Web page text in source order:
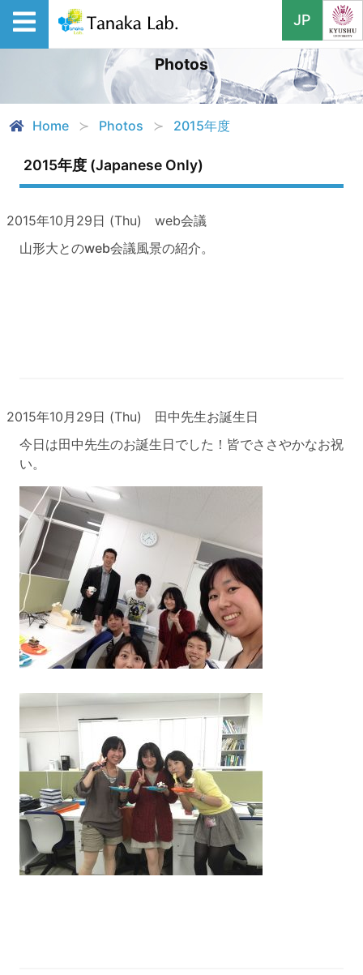
JP
Photos
Home Photos 2015年度
2015年度 (Japanese Only)
2015年10月29日 (Thu) web会議
山形大とのweb会議風景の紹介。
2015年10月29日 (Thu) 田中先生お誕生日
今日は田中先生のお誕生日でした！皆でささやかなお祝
い。